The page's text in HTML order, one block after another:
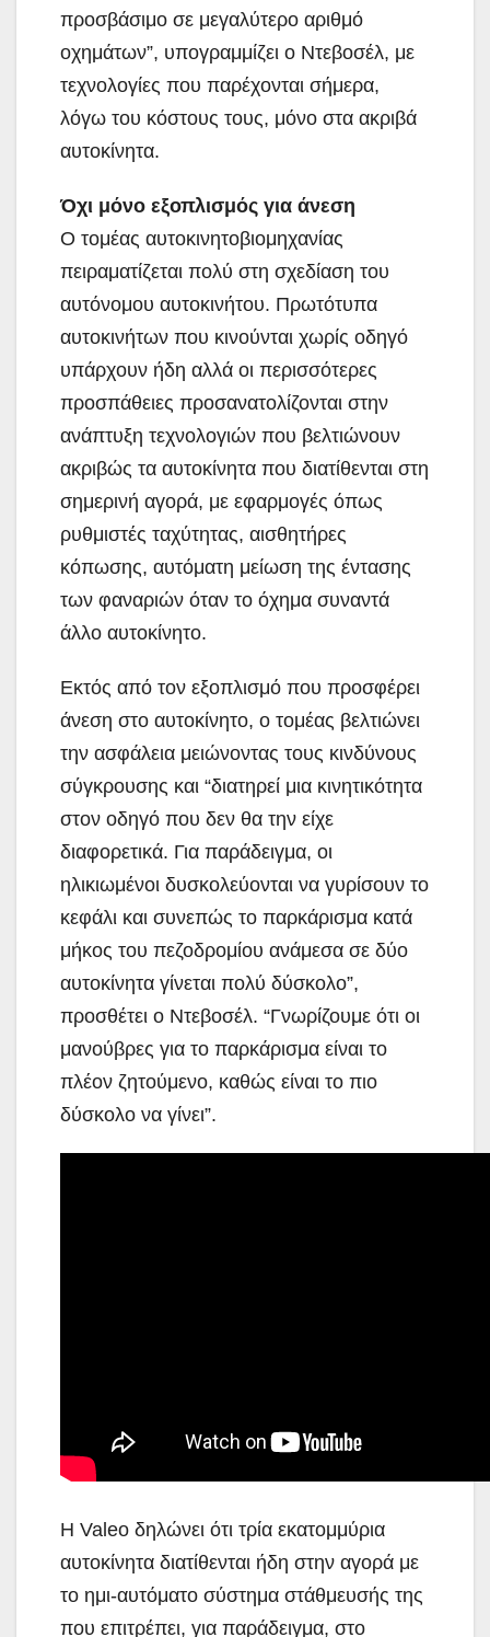
προσβάσιμο σε μεγαλύτερο αριθμό
οχημάτων”, υπογραμμίζει ο Ντεβοσέλ, με
τεχνολογίες που παρέχονται σήμερα,
λόγω του κόστους τους, μόνο στα ακριβά
αυτοκίνητα.
Όχι μόνο εξοπλισμός για άνεση
Ο τομέας αυτοκινητοβιομηχανίας
πειραματίζεται πολύ στη σχεδίαση του
αυτόνομου αυτοκινήτου. Πρωτότυπα
αυτοκινήτων που κινούνται χωρίς οδηγό
υπάρχουν ήδη αλλά οι περισσότερες
προσπάθειες προσανατολίζονται στην
ανάπτυξη τεχνολογιών που βελτιώνουν
ακριβώς τα αυτοκίνητα που διατίθενται στη
σημερινή αγορά, με εφαρμογές όπως
ρυθμιστές ταχύτητας, αισθητήρες
κόπωσης, αυτόματη μείωση της έντασης
των φαναριών όταν το όχημα συναντά
άλλο αυτοκίνητο.
Εκτός από τον εξοπλισμό που προσφέρει
άνεση στο αυτοκίνητο, ο τομέας βελτιώνει
την ασφάλεια μειώνοντας τους κινδύνους
σύγκρουσης και “διατηρεί μια κινητικότητα
στον οδηγό που δεν θα την είχε
διαφορετικά. Για παράδειγμα, οι
ηλικιωμένοι δυσκολεύονται να γυρίσουν το
κεφάλι και συνεπώς το παρκάρισμα κατά
μήκος του πεζοδρομίου ανάμεσα σε δύο
αυτοκίνητα γίνεται πολύ δύσκολο”,
προσθέτει ο Ντεβοσέλ. “Γνωρίζουμε ότι οι
μανούβρες για το παρκάρισμα είναι το
πλέον ζητούμενο, καθώς είναι το πιο
δύσκολο να γίνει”.
Η Valeo δηλώνει ότι τρία εκατομμύρια
αυτοκίνητα διατίθενται ήδη στην αγορά με
το ημι-αυτόματο σύστημα στάθμευσής της
που επιτρέπει, για παράδειγμα, στο